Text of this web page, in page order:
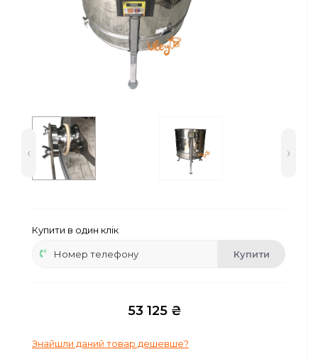
‹ ›
Купити в один клік
Купити
53 125 ₴
Знайшли даний товар дешевше?